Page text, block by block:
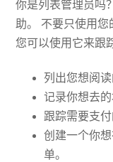
你是列表管理员吗
助。 不要只使用
您可以使用它来跟
列出您想阅
记录你想去的
跟踪需要支
创建一个你
单。